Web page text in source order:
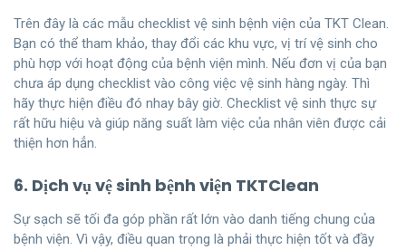
Trên đây là các mẫu checklist vệ sinh bệnh viện của TKT Clean.
Bạn có thể tham khảo, thay đổi các khu vực, vị trí vệ sinh cho
phù hợp với hoạt động của bệnh viện mình. Nếu đơn vị của bạn
chưa áp dụng checklist vào công việc vệ sinh hàng ngày. Thì
hãy thực hiện điều đó nhay bây giờ. Checklist vệ sinh thực sự
rất hữu hiệu và giúp năng suất làm việc của nhân viên được cải
thiện hơn hẳn.
6. Dịch vụ vệ sinh bệnh viện TKTClean
Sự sạch sẽ tối đa góp phần rất lớn vào danh tiếng chung của
bệnh viện. Vì vậy, điều quan trọng là phải thực hiện tốt và đầy